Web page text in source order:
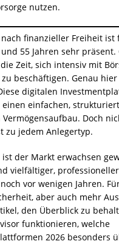
nutzen.
finanzieller Freiheit ist
55 Jahren sehr
Zeit, sich intensiv mit
beschäftigen. Genau hier
digitalen
einen einfachen,
Doch
zu jedem Anlegertyp.
ist der Markt erwachsen
vielfältiger,
vor wenigen Jahren.
aber auch mehr
den Überblick zu
funktionieren, welche
2026 besonders